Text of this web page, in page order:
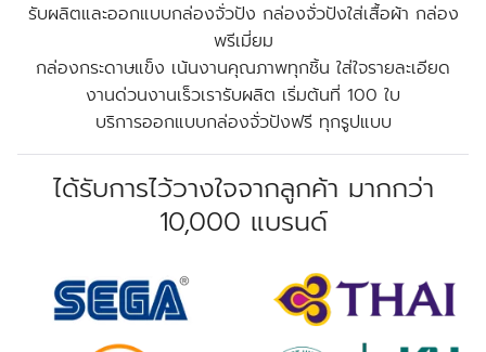
รับผลิตและออกแบบกล่องจั่วปัง กล่องจั่วปังใส่เสื้อผ้า กล่อง
พรีเมี่ยม
กล่องกระดาษแข็ง เน้นงานคุณภาพทุกชิ้น ใส่ใจรายละเอียด
งานด่วนงานเร็วเรารับผลิต เริ่มต้นที่ 100 ใบ
บริการออกแบบกล่องจั่วปังฟรี ทุกรูปแบบ
ได้รับการไว้วางใจจากลูกค้า มากกว่า
10,000 แบรนด์